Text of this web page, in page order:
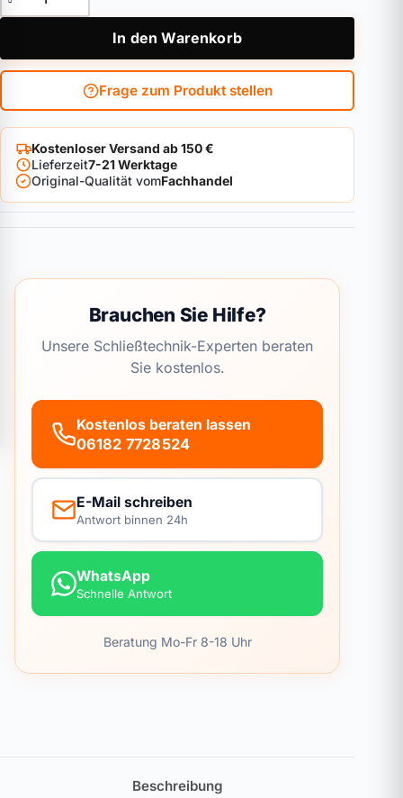
In den Warenkorb
Frage zum Produkt stellen
Kostenloser Versand ab 150 €
Lieferzeit7-21 Werktage
Original-Qualität vomFachhandel
Brauchen Sie Hilfe?
Unsere Schließtechnik-Experten beraten
Sie kostenlos.
Kostenlos beraten lassen
06182 7728524
E-Mail schreiben
Antwort binnen 24h
WhatsApp
Schnelle Antwort
Beratung Mo-Fr 8-18 Uhr
Beschreibung